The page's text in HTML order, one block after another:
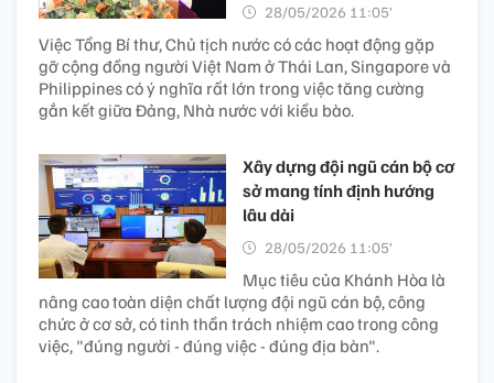
28/05/2026 11:05’
Việc Tổng Bí thư, Chủ tịch nước có các hoạt động gặp
gỡ cộng đồng người Việt Nam ở Thái Lan, Singapore và
Philippines có ý nghĩa rất lớn trong việc tăng cường
gắn kết giữa Đảng, Nhà nước với kiều bào.
Xây dựng đội ngũ cán bộ cơ
sở mang tính định hướng
lâu dài
28/05/2026 11:05’
Mục tiêu của Khánh Hòa là
nâng cao toàn diện chất lượng đội ngũ cán bộ, công
chức ở cơ sở, có tinh thần trách nhiệm cao trong công
việc, "đúng người - đúng việc - đúng địa bàn".